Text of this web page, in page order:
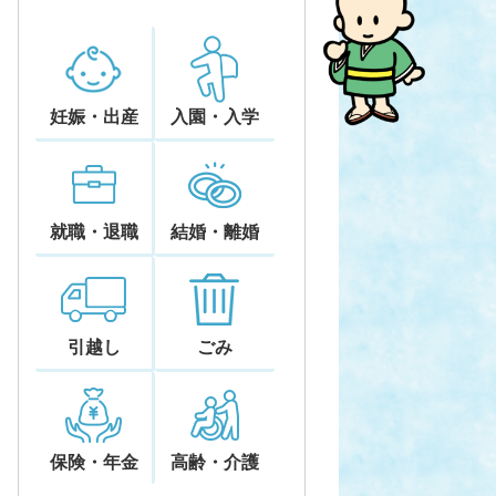
妊娠・出産 入園・入学
就職・退職 結婚・離婚
引越し ごみ
保険・年金 高齢・介護